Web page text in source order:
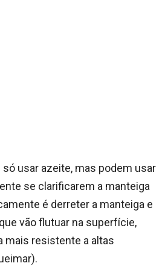
usar azeite, mas podem usar
se clarificarem a manteiga
é derreter a manteiga e
vão flutuar na superfície,
mais resistente a altas